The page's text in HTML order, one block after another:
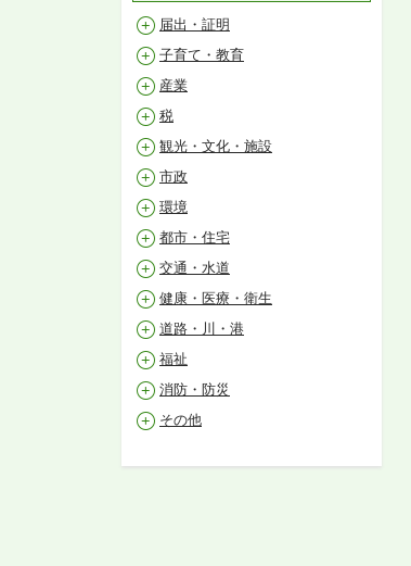
届出・証明
子育て・教育
産業
税
観光・文化・施設
市政
環境
都市・住宅
交通・水道
健康・医療・衛生
道路・川・港
福祉
消防・防災
その他